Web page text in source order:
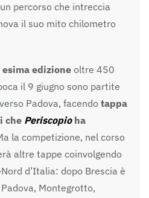
percorso che intreccia
il suo mito chilometro
esima edizione oltre 450
il 9 giugno sono partite
Padova, facendo tappa
che Periscopioha
la competizione, nel corso
altre tappe coinvolgendo
d’Italia: dopo Brescia è
Montegrotto,